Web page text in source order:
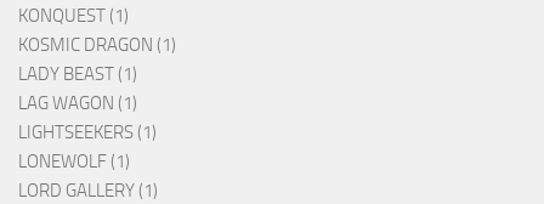
KONQUEST (1)
KOSMIC DRAGON (1)
LADY BEAST (1)
LAG WAGON (1)
LIGHTSEEKERS (1)
LONEWOLF (1)
LORD GALLERY (1)